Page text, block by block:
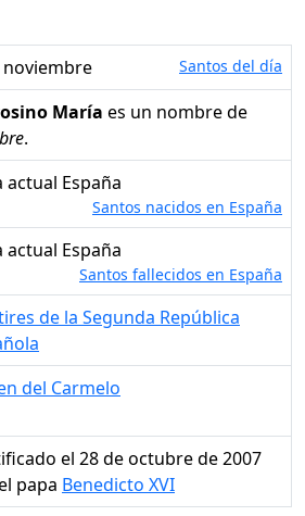
noviembre Santos del día
María es un nombre de
.
actual España
Santos nacidos en España
actual España
Santos fallecidos en España
de la Segunda República
del Carmelo
el 28 de octubre de 2007
papa Benedicto XVI